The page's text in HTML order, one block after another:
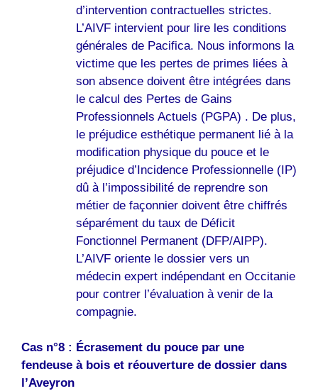
d’intervention contractuelles strictes.
L’AIVF intervient pour lire les conditions
générales de Pacifica. Nous informons la
victime que les pertes de primes liées à
son absence doivent être intégrées dans
le calcul des Pertes de Gains
Professionnels Actuels (PGPA) . De plus,
le préjudice esthétique permanent lié à la
modification physique du pouce et le
préjudice d’Incidence Professionnelle (IP)
dû à l’impossibilité de reprendre son
métier de façonnier doivent être chiffrés
séparément du taux de Déficit
Fonctionnel Permanent (DFP/AIPP).
L’AIVF oriente le dossier vers un
médecin expert indépendant en Occitanie
pour contrer l’évaluation à venir de la
compagnie.
Cas n°8 : Écrasement du pouce par une
fendeuse à bois et réouverture de dossier dans
l’Aveyron